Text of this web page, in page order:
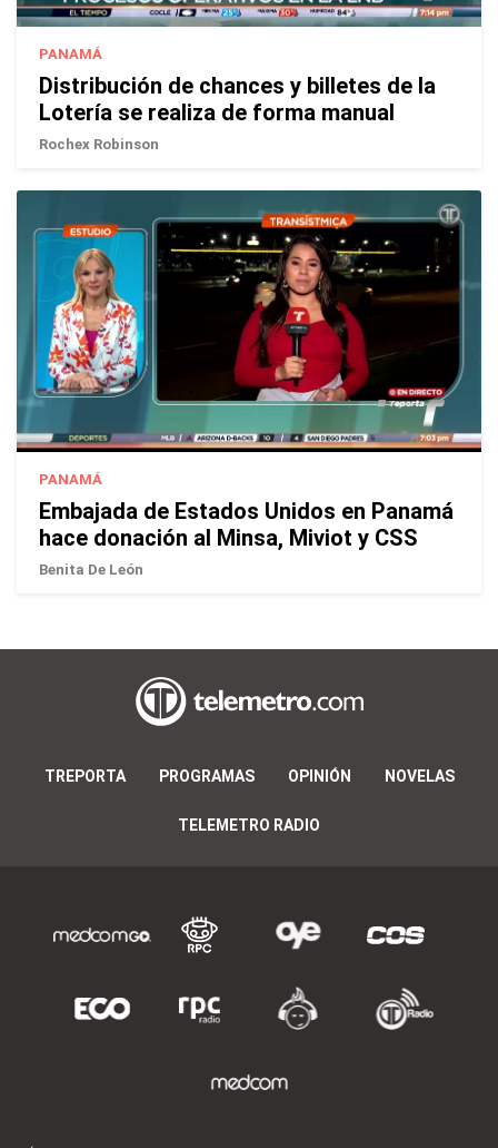
PANAMÁ
Distribución de chances y billetes de la
Lotería se realiza de forma manual
Rochex Robinson
PANAMÁ
Embajada de Estados Unidos en Panamá
hace donación al Minsa, Miviot y CSS
Benita De León
TREPORTA PROGRAMAS OPINIÓN NOVELAS
TELEMETRO RADIO